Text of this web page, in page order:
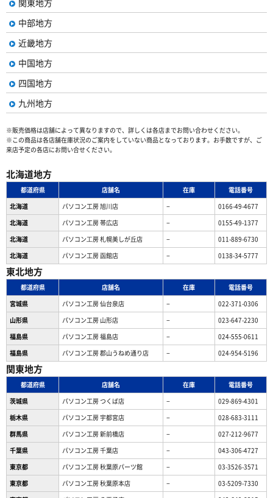
関東地方
中部地方
近畿地方
中国地方
四国地方
九州地方
※販売価格は店舗によって異なりますので、詳しくは各店までお問い合わせください。
※この商品は各店舗在庫状況のご案内をしていない商品となっております。お手数ですが、ご
来店予定の各店にお問い合せください。
北海道地方
都道府県 店舗名 在庫
電話番号
北海道
パソコン工房 旭川店 −
0166-49-4677
北海道
パソコン工房 帯広店 −
0155-49-1377
北海道
パソコン⼯房 札幌美しが丘店 −
011-889-6730
北海道
パソコン工房 函館店 − 0138-34-5777
東北地方
都道府県 店舗名 在庫
電話番号
宮城県
パソコン工房 仙台泉店 −
022-371-0306
山形県
パソコン工房 山形店 −
023-647-2230
福島県
パソコン工房 福島店 −
024-555-0611
福島県
パソコン工房 郡山うねめ通り店 − 024-954-5196
関東地方
都道府県 店舗名 在庫
電話番号
茨城県
パソコン工房 つくば店 −
029-869-4301
栃木県
パソコン工房 宇都宮店 −
028-683-3111
群馬県
パソコン工房 新前橋店 −
027-212-9677
千葉県
パソコン工房 千葉店 −
043-306-4727
東京都
パソコン工房 秋葉原パーツ館 −
03-3526-3571
東京都
パソコン工房 秋葉原本店 −
03-5209-7330